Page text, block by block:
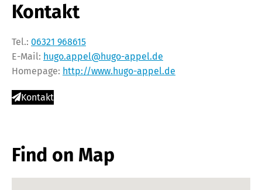
Kontakt
Tel.: 06321 968615
E-Mail: hugo.appel@hugo-appel.de
Homepage: http://www.hugo-appel.de
Kontakt
Find on Map